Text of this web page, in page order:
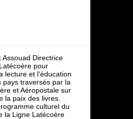
Assouad Directrice
pour
lecture et l'éducation
pays traversés par la
et Aéropostale sur
la paix des livres.
culturel du
la Ligne Latécoère